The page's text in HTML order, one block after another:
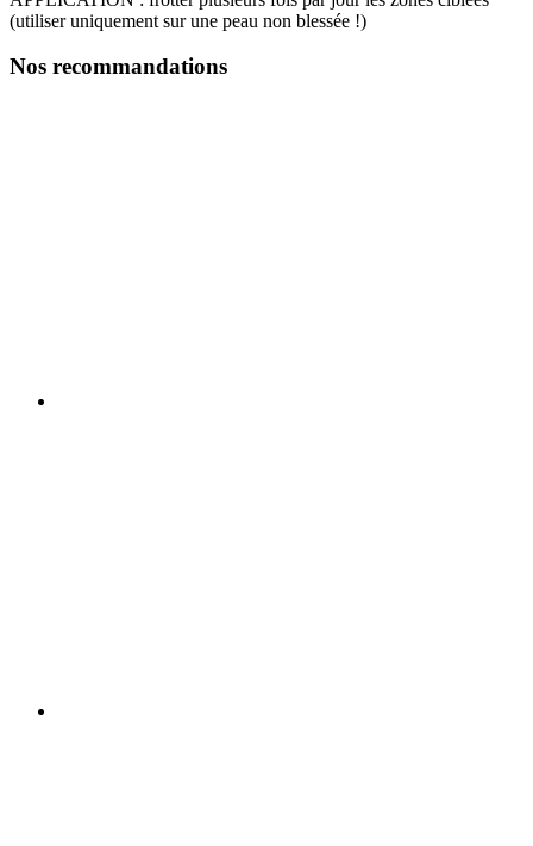
(utiliser uniquement sur une peau non blessée !)
Nos recommandations